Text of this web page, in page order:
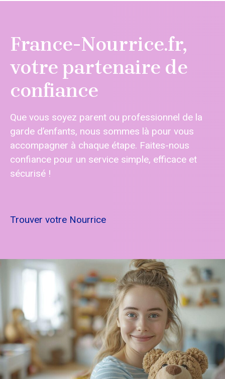
France-Nourrice.fr,
votre partenaire de
confiance
Que vous soyez parent ou professionnel de la
garde d’enfants, nous sommes là pour vous
accompagner à chaque étape. Faites-nous
confiance pour un service simple, efficace et
sécurisé !
Trouver votre Nourrice